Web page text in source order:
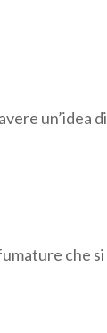
un’idea
che